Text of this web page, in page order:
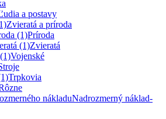
a postavy
Zvieratá a príroda
Príroda
Zvieratá
Vojenské
Trpkovia
Nadrozmerný náklad-